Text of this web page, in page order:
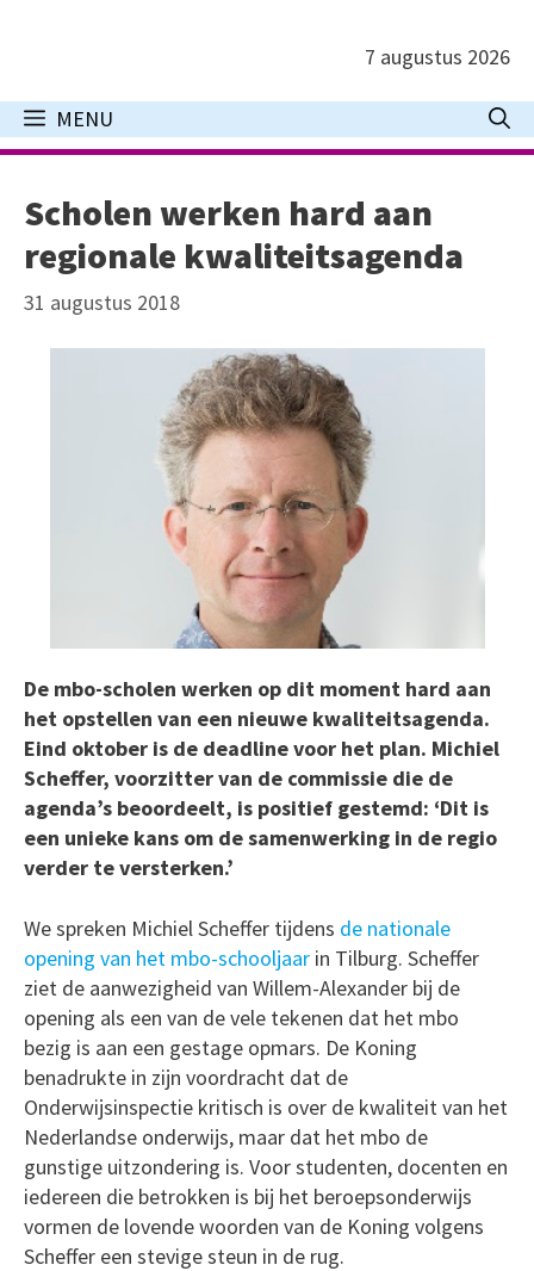
inhoud
7 augustus 2026
MENU
Scholen werken hard aan
regionale kwaliteitsagenda
31 augustus 2018
De mbo-scholen werken op dit moment hard aan
het opstellen van een nieuwe kwaliteitsagenda.
Eind oktober is de deadline voor het plan. Michiel
Scheffer, voorzitter van de commissie die de
agenda’s beoordeelt, is positief gestemd: ‘Dit is
een unieke kans om de samenwerking in de regio
verder te versterken.’
We spreken Michiel Scheffer tijdens de nationale
opening van het mbo-schooljaar in Tilburg. Scheffer
ziet de aanwezigheid van Willem-Alexander bij de
opening als een van de vele tekenen dat het mbo
bezig is aan een gestage opmars. De Koning
benadrukte in zijn voordracht dat de
Onderwijsinspectie kritisch is over de kwaliteit van het
Nederlandse onderwijs, maar dat het mbo de
gunstige uitzondering is. Voor studenten, docenten en
iedereen die betrokken is bij het beroepsonderwijs
vormen de lovende woorden van de Koning volgens
Scheffer een stevige steun in de rug.